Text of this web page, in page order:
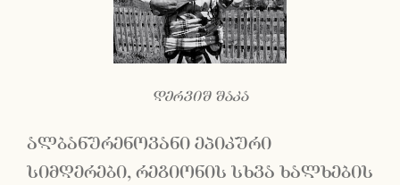
დერვიშ შაკა
ალბანურენოვანი ეპიკური
სიმღერები, რეგიონის სხვა ხალხების